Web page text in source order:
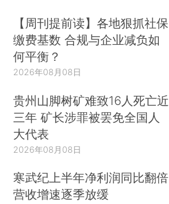
【周刊提前读】各地狠抓社保
缴费基数 合规与企业减负如
何平衡？
2026年08月08日
贵州山脚树矿难致16人死亡近
三年 矿长涉罪被罢免全国人
大代表
2026年08月08日
寒武纪上半年净利润同比翻倍
营收增速逐季放缓